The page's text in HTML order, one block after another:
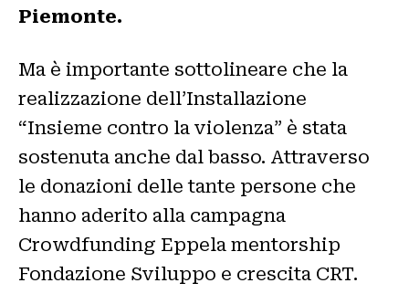
Piemonte.
Ma è importante sottolineare che la
realizzazione dell’Installazione
“Insieme contro la violenza” è stata
sostenuta anche dal basso. Attraverso
le donazioni delle tante persone che
hanno aderito alla campagna
Crowdfunding Eppela mentorship
Fondazione Sviluppo e crescita CRT.